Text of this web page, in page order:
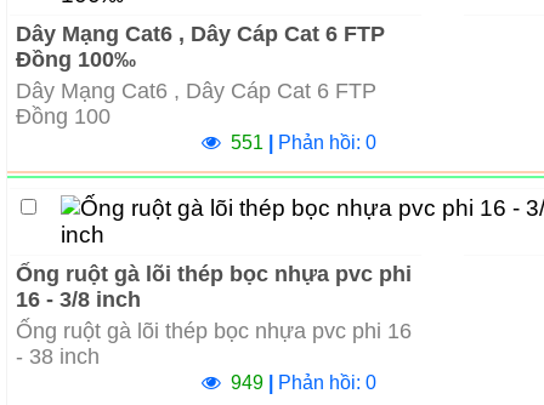
Dây Mạng Cat6 , Dây Cáp Cat 6 FTP
Đồng 100‰
Dây Mạng Cat6 , Dây Cáp Cat 6 FTP
Đồng 100
551 Phản hồi: 0
Ống ruột gà lõi thép bọc nhựa pvc phi
16 - 3/8 inch
Ống ruột gà lõi thép bọc nhựa pvc phi 16
- 38 inch
949 Phản hồi: 0